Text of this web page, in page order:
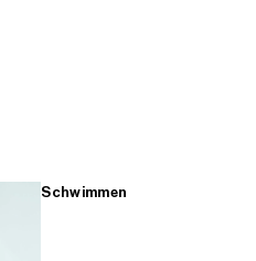
Schwimmen